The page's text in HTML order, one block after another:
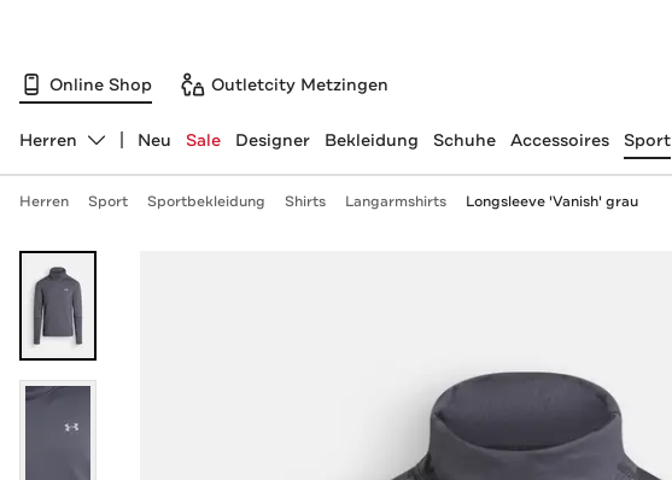
Online Shop Outletcity Metzingen
Abteilung ändern, ausgewählt:
Herren Neu Sale Designer Bekleidung Schuhe Accessoires Sport
Herren Sport Sportbekleidung Shirts Langarmshirts Longsleeve 'Vanish' grau